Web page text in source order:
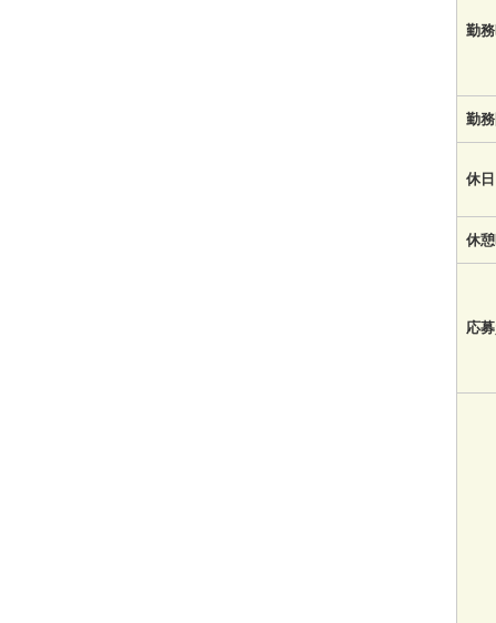
勤
勤
休
休
応